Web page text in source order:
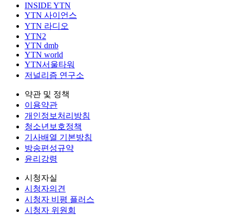
INSIDE YTN
YTN 사이언스
YTN 라디오
YTN2
YTN dmb
YTN world
YTN서울타워
저널리즘 연구소
약관 및 정책
이용약관
개인정보처리방침
청소년보호정책
기사배열 기본방침
방송편성규약
윤리강령
시청자실
시청자의견
시청자 비평 플러스
시청자 위원회